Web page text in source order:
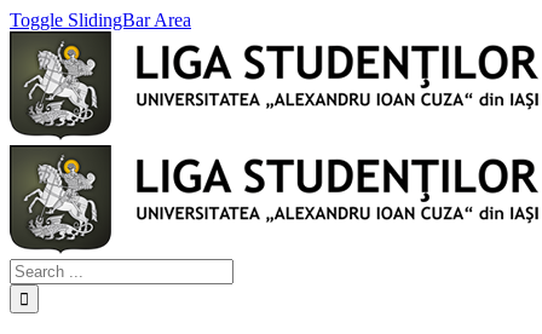
Toggle SlidingBar Area